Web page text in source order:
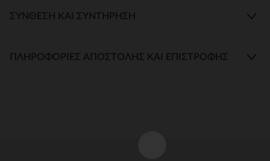
ΣΎΝΘΕΣΗ ΚΑΙ ΣΥΝΤΉΡΗΣΗ
ΠΛΗΡΟΦΟΡΊΕΣ ΑΠΟΣΤΟΛΉΣ ΚΑΙ ΕΠΙΣΤΡΟΦΉΣ